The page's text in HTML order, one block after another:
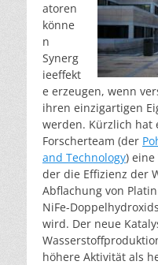
atoren
könne
n
Synerg
ieeffekt
e erzeugen, wenn
ihren einzigartigen
werden. Kürzlich hat
Forscherteam (der
and Technology)
der die Effizienz der
Abflachung von
NiFe-
wird. Der neue
höhere Aktivität als